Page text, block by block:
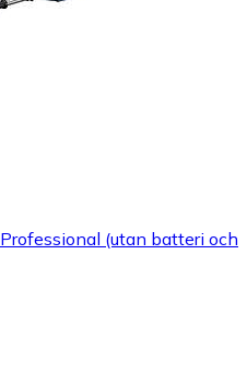
(utan batteri och